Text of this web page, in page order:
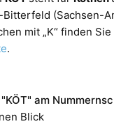
Bitterfeld (Sachsen-
mit „K“ finden
.
am
Blick